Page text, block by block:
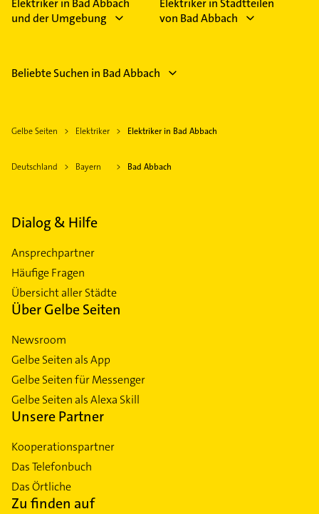
Elektriker in Bad Abbach
und der Umgebung
Elektriker in Stadtteilen
von Bad Abbach
Beliebte Suchen in Bad Abbach
Gelbe Seiten Elektriker Elektriker in Bad Abbach
Deutschland Bayern Bad Abbach
Dialog & Hilfe
Ansprechpartner
Häufige Fragen
Übersicht aller Städte
Über Gelbe Seiten
Newsroom
Gelbe Seiten als App
Gelbe Seiten für Messenger
Gelbe Seiten als Alexa Skill
Unsere Partner
Kooperationspartner
Das Telefonbuch
Das Örtliche
Zu finden auf